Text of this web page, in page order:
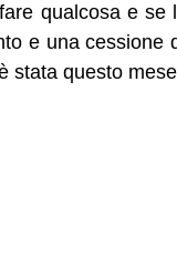
qualcosa e se
e una cessione
stata questo